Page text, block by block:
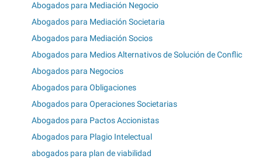
Abogados para Mediación Negocio
Abogados para Mediación Societaria
Abogados para Mediación Socios
Abogados para Medios Alternativos de Solución de Conflic
Abogados para Negocios
Abogados para Obligaciones
Abogados para Operaciones Societarias
Abogados para Pactos Accionistas
Abogados para Plagio Intelectual
abogados para plan de viabilidad